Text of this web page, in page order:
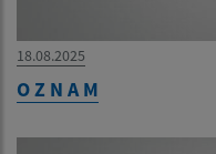
18.08.2025
O Z N A M